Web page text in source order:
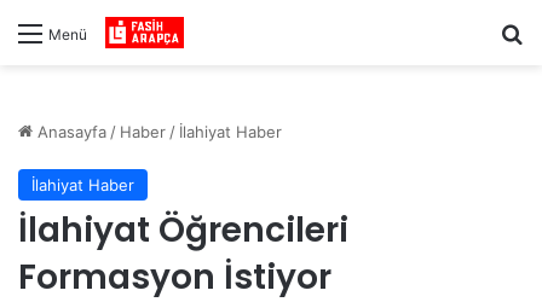
Menü
Anasayfa / Haber / İlahiyat Haber
İlahiyat Haber
İlahiyat Öğrencileri
Formasyon İstiyor